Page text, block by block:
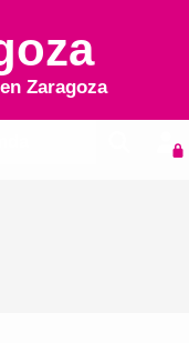
Zaragoza